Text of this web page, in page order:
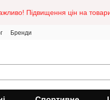
Підвищення цін на
Бренди